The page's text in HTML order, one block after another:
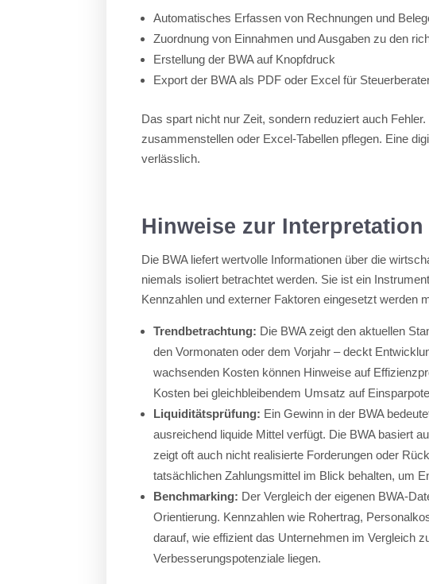
Automatisches Erfassen von Rechnungen und
Zuordnung von Einnahmen und Ausgaben zu den
Erstellung der BWA auf Knopfdruck
Export der BWA als PDF oder Excel für
Das spart nicht nur Zeit, sondern reduziert auch
zusammenstellen oder Excel-Tabellen pflegen. Eine
verlässlich.
Hinweise zur Interpretation
Die BWA liefert wertvolle Informationen über die
niemals isoliert betrachtet werden. Sie ist ein
Kennzahlen und externer Faktoren eingesetzt werden
Trendbetrachtung: Die BWA zeigt den aktuellen
den Vormonaten oder dem Vorjahr – deckt
wachsenden Kosten können Hinweise auf
Kosten bei gleichbleibendem Umsatz auf
Liquiditätsprüfung: Ein Gewinn in der BWA
ausreichend liquide Mittel verfügt. Die BWA basiert
zeigt oft auch nicht realisierte Forderungen oder
tatsächlichen Zahlungsmittel im Blick behalten, um
Benchmarking: Der Vergleich der eigenen BWA-
Orientierung. Kennzahlen wie Rohertrag,
darauf, wie effizient das Unternehmen im Vergleich
Verbesserungspotenziale liegen.